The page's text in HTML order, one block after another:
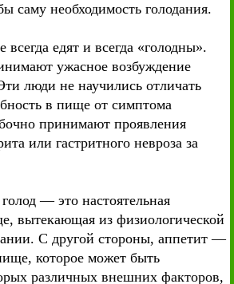
саму необходимость голодания.
едят и всегда «голодны».
ужасное возбуждение
люди не научились отличать
в пище от симптома
принимают проявления
или гастритного невроза за
— это настоятельная
вытекающая из физиологической
С другой стороны, аппетит —
которое может быть
различных внешних факторов,